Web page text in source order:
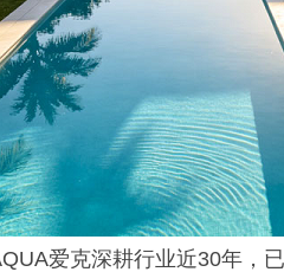
爱克深耕行业近30年，